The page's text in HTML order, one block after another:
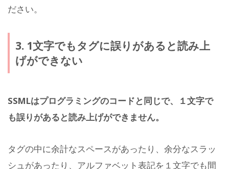
ださい。
3. 1文字でもタグに誤りがあると読み上
げができない
SSMLはプログラミングのコードと同じで、１文字で
も誤りがあると読み上げができません。
タグの中に余計なスペースがあったり、余分なスラッ
シュがあったり、アルファベット表記を１文字でも間